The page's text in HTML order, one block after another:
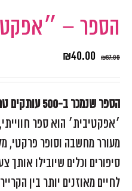
הספר –
₪87.00
₪40.00
הספר שנמכר ב-500 עותקים טרם יציאתו !!
׳אפקטיבית׳ הוא ספר
מעורר מחשבה וסופר פרקטי,
סיפורים וכלים שיובילו אותך
לחיים מאוזנים יותר בין